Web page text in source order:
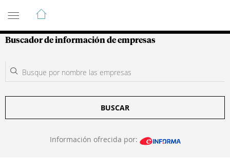
Guía de Empresas Colombianas
Buscador de información de empresas
BUSCAR
Información ofrecida por: